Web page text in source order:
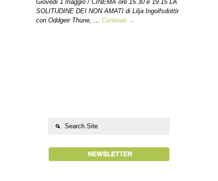
Giovedì 1 maggio / CINEMA ore 15.30 e 19.15 LA
SOLITUDINE DEI NON AMATI di Lilja Ingolfsdottir
con Oddgeir Thune, … Continue →